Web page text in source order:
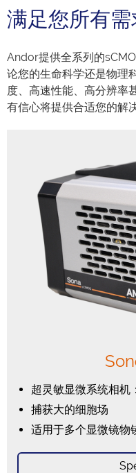
满足您所有
Andor提供全系列的
论您的生命科学还是物理
度、高速性能、高分辨率
有信心将提供合适您的解
超灵敏显微系统相机
捕获大的细胞场
适用于多个显微镜物